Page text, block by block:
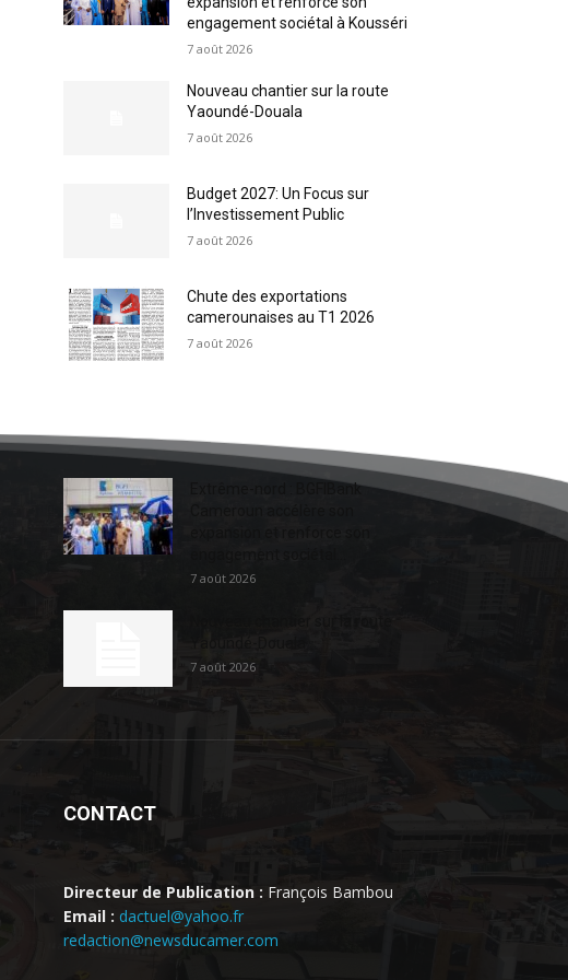
engagement sociétal à Kousséri
7 août 2026
Nouveau chantier sur la route
Yaoundé-Douala
7 août 2026
Budget 2027: Un Focus sur
l’Investissement Public
7 août 2026
Chute des exportations
camerounaises au T1 2026
7 août 2026
Extrême-nord : BGFIBank
7 août 2026
7 août 2026
CONTACT
Directeur de Publication : François Bambou
Email : dactuel@yahoo.fr
redaction@newsducamer.com